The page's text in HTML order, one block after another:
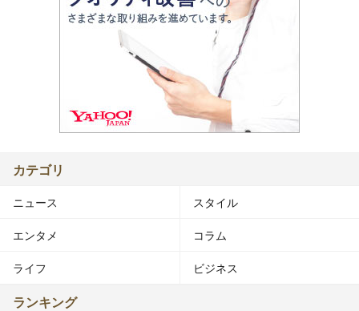
カテゴリ
ニュース スタイル
エンタメ コラム
ライフ ビジネス
ランキング